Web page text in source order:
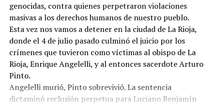
genocidas, contra quienes perpetraron violaciones
masivas a los derechos humanos de nuestro pueblo.
Esta vez nos vamos a detener en la ciudad de La Rioja,
donde el 4 de julio pasado culminó el juicio por los
crímenes que tuvieron como víctimas al obispo de La
Rioja, Enrique Angelelli, y al entonces sacerdote Arturo
Pinto.
Angelelli murió, Pinto sobrevivió. La sentencia
dictaminó reclusión perpetua para Luciano Benjamín